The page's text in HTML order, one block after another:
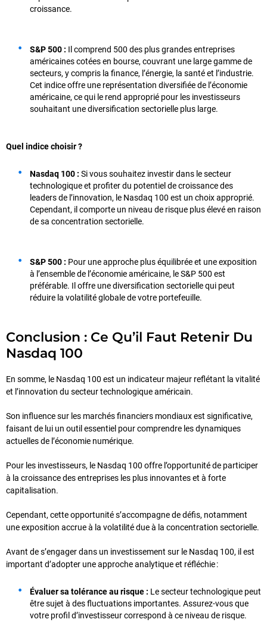
croissance.
S&P 500 : Il comprend 500 des plus grandes entreprises
américaines cotées en bourse, couvrant une large gamme de
secteurs, y compris la finance, l’énergie, la santé et l’industrie.
Cet indice offre une représentation diversifiée de l’économie
américaine, ce qui le rend approprié pour les investisseurs
souhaitant une diversification sectorielle plus large.
Quel indice choisir ?
Nasdaq 100 : Si vous souhaitez investir dans le secteur
technologique et profiter du potentiel de croissance des
leaders de l’innovation, le Nasdaq 100 est un choix approprié.
Cependant, il comporte un niveau de risque plus élevé en raison
de sa concentration sectorielle.
S&P 500 : Pour une approche plus équilibrée et une exposition
à l’ensemble de l’économie américaine, le S&P 500 est
préférable. Il offre une diversification sectorielle qui peut
réduire la volatilité globale de votre portefeuille.
Conclusion : Ce Qu’il Faut Retenir Du
Nasdaq 100
En somme, le Nasdaq 100 est un indicateur majeur reflétant la vitalité
et l’innovation du secteur technologique américain.
Son influence sur les marchés financiers mondiaux est significative,
faisant de lui un outil essentiel pour comprendre les dynamiques
actuelles de l’économie numérique.
Pour les investisseurs, le Nasdaq 100 offre l’opportunité de participer
à la croissance des entreprises les plus innovantes et à forte
capitalisation.
Cependant, cette opportunité s’accompagne de défis, notamment
une exposition accrue à la volatilité due à la concentration sectorielle.
Avant de s’engager dans un investissement sur le Nasdaq 100, il est
important d’adopter une approche analytique et réfléchie :
Évaluer sa tolérance au risque : Le secteur technologique peut
être sujet à des fluctuations importantes. Assurez-vous que
votre profil d’investisseur correspond à ce niveau de risque.